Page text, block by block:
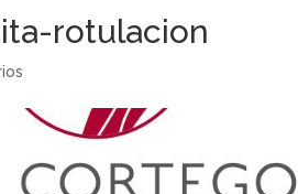
rotulacion